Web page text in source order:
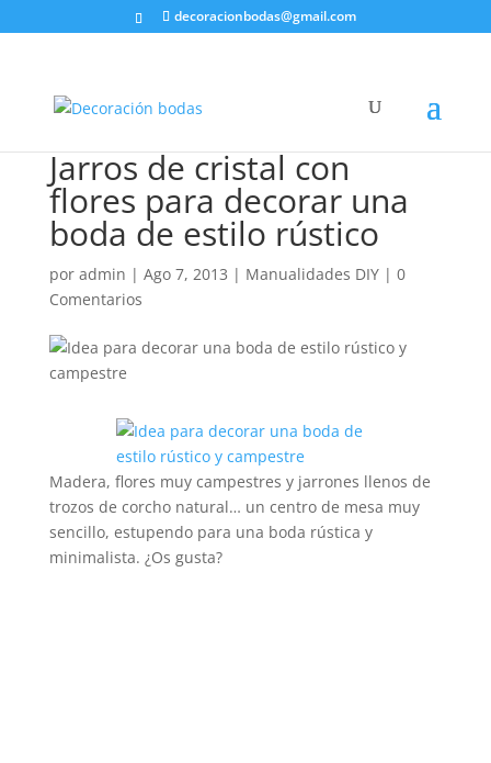
decoracionbodas@gmail.com
Jarros de cristal con
flores para decorar una
boda de estilo rústico
por admin | Ago 7, 2013 | Manualidades DIY| 0
Comentarios
Madera, flores muy campestres y jarrones llenos de
trozos de corcho natural… un centro de mesa muy
sencillo, estupendo para una boda rústica y
minimalista. ¿Os gusta?